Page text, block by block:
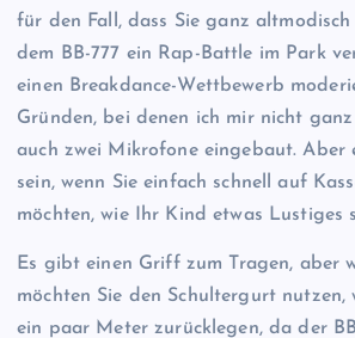
für den Fall, dass Sie ganz
dem BB-777 ein Rap-Battle im Park
einen Breakdance-Wettbewerb
Gründen, bei denen ich mir nicht
auch zwei Mikrofone eingebaut. Aber
sein, wenn Sie einfach schnell auf
möchten, wie Ihr Kind etwas Lustiges
Es gibt einen Griff zum Tragen, aber
möchten Sie den Schultergurt nutzen,
ein paar Meter zurücklegen, da der